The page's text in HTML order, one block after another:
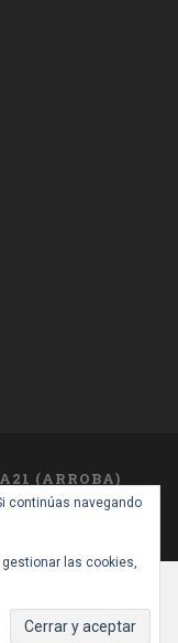
(ARROBA)
continúas navegando
las cookies,